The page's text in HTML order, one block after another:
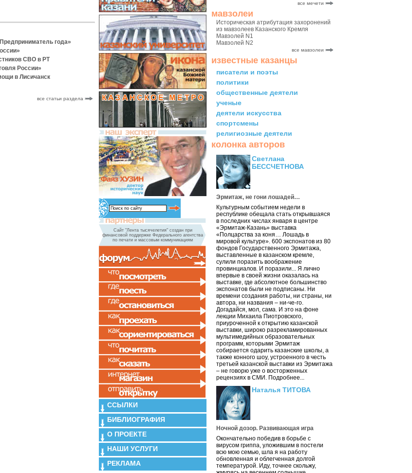
все мечети
мавзолеи
Историческая атрибутация захоронений
из мавзолеев Казанского Кремля
Мавзолей N1
Мавзолей N2
все мавзолеи
известные казанцы
писатели и поэты
политики
общественные деятели
ученые
деятели искусства
спортсмены
религиозные деятели
колонка авторов
Светлана
БЕССЧЕТНОВА
Эрмитаж, не гони лошадей…
Культурным событием недели в
республике обещала стать открывшаяся
в последних числах января в центре
«Эрмитаж-Казань» выставка
«Полцарства за коня… Лошадь в
мировой культуре». 600 экспонатов из 80
фондов Государственного Эрмитажа,
выставленные в казанском кремле,
сулили поразить воображение
провинциалов. И поразили... Я лично
впервые в своей жизни оказалась на
выставке, где абсолютное большинство
экспонатов были не подписаны. Ни
времени создания работы, ни страны, ни
автора, ни названия – ни-че-го.
Догадайся, мол, сама. И это на фоне
лекции Михаила Пиотровского,
приуроченной к открытию казанской
выставки, широко разрекламированных
мультимедийных образовательных
программ, которыми Эрмитаж
собирается одарить казанские школы, а
также конного шоу, устроенного в честь
третьей казанской выставки из Эрмитажа
– не говорю уже о восторженных
рецензиях в СМИ. Подробнее...
Наталья ТИТОВА
Ночной дозор. Развивающая игра
Окончательно победив в борьбе с
вирусом гриппа, уложившим в постели
всю мою семью, шла я на работу
обновленная и облегченная долгой
температурой. Иду, точнее скольжу,
года»
СВО в РТ
России»
в Лисичанск
все статьи раздела
Сайт "Лента тысячелетия" создан при
финансовой поддержке Федерального агентства
по печати и массовым коммуникациям
ССЫЛКИ
БИБЛИОГРАФИЯ
О ПРОЕКТЕ
НАШИ УСЛУГИ
РЕКЛАМА